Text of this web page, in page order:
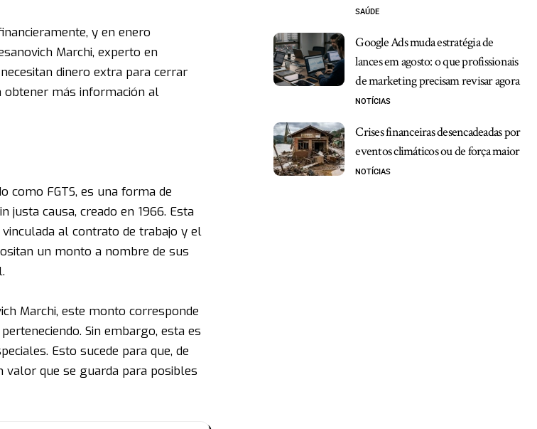
y en enero
Marchi, experto en
dinero extra para cerrar
obtener más información al
como FGTS, es una forma de
justa causa, creado en 1966. Esta
al contrato de trabajo y el
un monto a nombre de sus
Marchi, este monto corresponde
Sin embargo, esta es
Esto sucede para que, de
que se guarda para posibles
SAÚDE
Google Ads muda estratégia de
lances em agosto: o que profissionais
de marketing precisam revisar agora
NOTÍCIAS
Crises financeiras desencadeadas por
eventos climáticos ou de força maior
NOTÍCIAS